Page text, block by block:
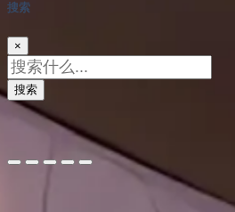
搜索
×
搜索
暗黑模式